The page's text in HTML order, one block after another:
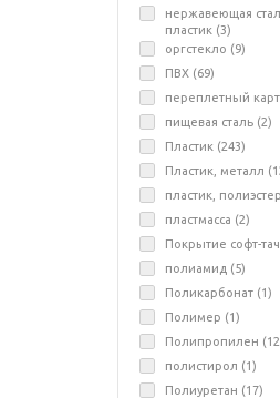
нержавеющая
пластик (3)
оргстекло (9)
ПВХ (69)
переплетный
пищевая сталь (2)
Пластик (243)
Пластик, металл (
пластик,
пластмасса (2)
Покрытие софт-
полиамид (5)
Поликарбонат (1)
Полимер (1)
Полипропилен (12
полистирол (1)
Полиуретан (17)